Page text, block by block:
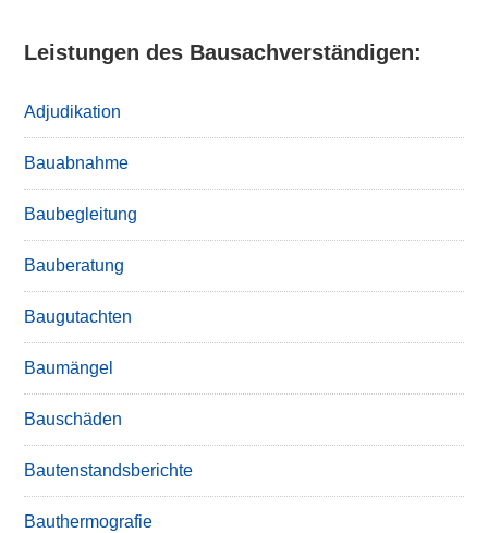
Leistungen des Bausachverständigen:
Adjudikation
Bauabnahme
Baubegleitung
Bauberatung
Baugutachten
Baumängel
Bauschäden
Bautenstandsberichte
Bauthermografie